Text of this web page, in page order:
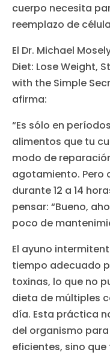
cuerpo necesita
reemplazo de
El Dr. Michael
Diet: Lose Weight,
with the Simple
afirma:
“Es sólo en
alimentos que tu
modo de
agotamiento. Pero
durante 12 a 14
pensar: “Bueno,
poco de
El ayuno
tiempo adecuado
toxinas, lo que no
dieta de múltiples
día. Esta práctica
del organismo
eficientes, sino